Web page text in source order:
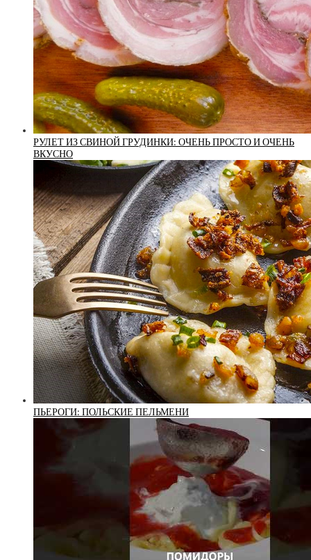
РУЛЕТ ИЗ СВИНОЙ ГРУДИНКИ: ОЧЕНЬ ПРОСТО И ОЧЕНЬ
ВКУСНО
ПЬЕРОГИ: ПОЛЬСКИЕ ПЕЛЬМЕНИ